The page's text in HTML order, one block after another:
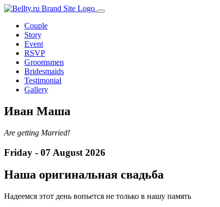
Skip
contentCouple
Story
Event
RSVP
Groomsmen
Bridesmaids
Testimonial
Gallery
Иван Маша
Are getting Married!
Friday - 07 August 2026
Наша оригинальная свадьба
Надеемся этот день вопьется не только в нашу память